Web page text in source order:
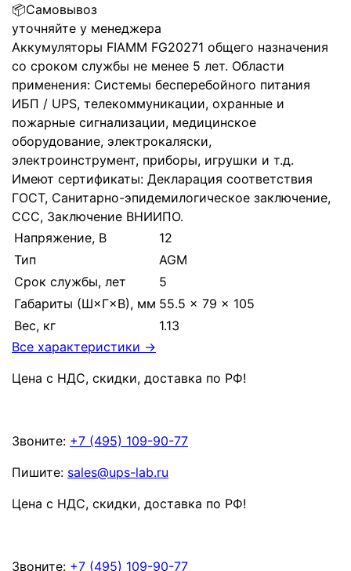
📦Самовывоз
уточняйте у менеджера
Аккумуляторы FIAMM FG20271 общего назначения
со сроком службы не менее 5 лет. Области
применения: Системы бесперебойного питания
ИБП / UPS, телекоммуникации, охранные и
пожарные сигнализации, медицинское
оборудование, электрокаляски,
электроинструмент, приборы, игрушки и т.д.
Имеют сертификаты: Декларация соответствия
ГОСТ, Санитарно-эпидемилогическое заключение,
CCC, Заключение ВНИИПО.
Напряжение, В
12
Тип
AGM
Срок службы, лет
5
Габариты (Ш×Г×В), мм 55.5 × 79 × 105
Вес, кг
1.13
Все характеристики →
Цена с НДС, скидки, доставка по РФ!
Звоните: +7 (495) 109-90-77
Пишите: sales@ups-lab.ru
Цена с НДС, скидки, доставка по РФ!
Звоните: +7 (495) 109-90-77